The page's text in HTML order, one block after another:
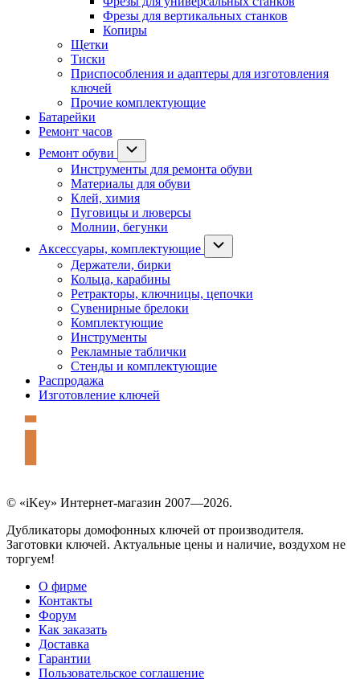
Фрезы для вертикальных станков
Копиры
Щетки
Тиски
Приспособления и адаптеры для изготовления
ключей
Прочие комплектующие
Батарейки
Ремонт часов
Ремонт обуви
Инструменты для ремонта обуви
Материалы для обуви
Клей, химия
Пуговицы и люверсы
Молнии, бегунки
Аксессуары, комплектующие
Держатели, бирки
Кольца, карабины
Ретракторы, ключницы, цепочки
Сувенирные брелоки
Комплектующие
Инструменты
Рекламные таблички
Стенды и комплектующие
Распродажа
Изготовление ключей
© «iKey» Интернет-магазин 2007—2026.
Дубликаторы домофонных ключей от производителя.
Заготовки ключей. Актуальные цены и наличие, воздухом не
торгуем!
О фирме
Контакты
Форум
Как заказать
Доставка
Гарантии
Пользовательское соглашение